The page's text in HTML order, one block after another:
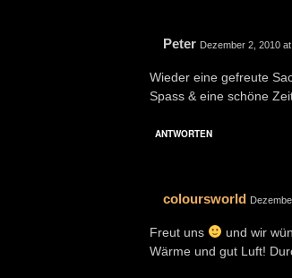
Peter Dezember 2, 2010 at
Wieder eine gefreute
Spass & eine schöne
ANTWORTEN
coloursworld
Freut uns
und wir
Wärme und gut Luft!